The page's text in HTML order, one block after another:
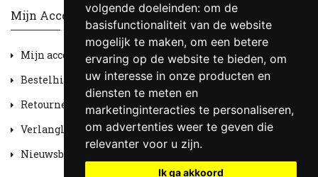
volgende doeleinden: om de
basisfunctionaliteit van de website
mogelijk te maken, om een betere
ervaring op de website te bieden, om
uw interesse in onze producten en
diensten te meten en
marketinginteracties te personaliseren,
om advertenties weer te geven die
relevanter voor u zijn.
Ik ga akkoord
Mijn Account
Mijn account
Bestelhistorie
Retourneren
Verlanglijst
Nieuwsbrief